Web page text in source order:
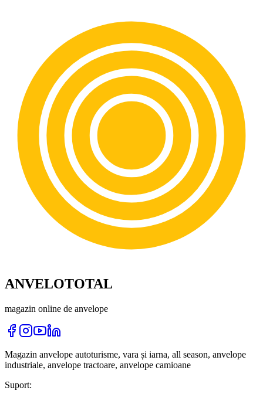
ANVELOTOTAL
magazin online de anvelope
Magazin anvelope autoturisme, vara și iarna, all season, anvelope
industriale, anvelope tractoare, anvelope camioane
Suport: